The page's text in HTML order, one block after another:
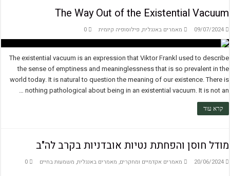
The Way Out of the Existential Vacuum
09/07/2024 מאמרים באנגלית, פילוסופיה קיומית 0
The existential vacuum is an expression that Viktor Frankl used to describe
the sense of emptiness and meaninglessness that is so prevalent in the
world today. It is natural to question the meaning of our existence. There is
nothing pathological about being in an existential vacuum. It is not an …
קרא עוד
מודל חוסן והפחתת נטיות אובדניות בקרב לה"ב
20/06/2024 מאמרים אקדמיים ומחקרים, מאמרים באנגלית, משמעות בחיים 0